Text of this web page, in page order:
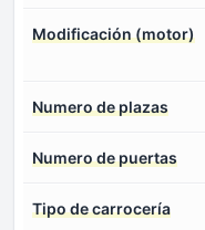
Modificación (motor)
Numero de plazas
Numero de puertas
Tipo de carrocería